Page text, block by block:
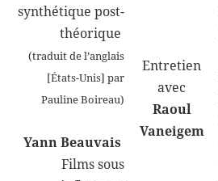
synthétique post-
théorique
(traduit de l’anglais
[États-Unis] par
Pauline Boireau)
Yann Beauvais
Films sous
Entretien
avec
Raoul
Vaneigem